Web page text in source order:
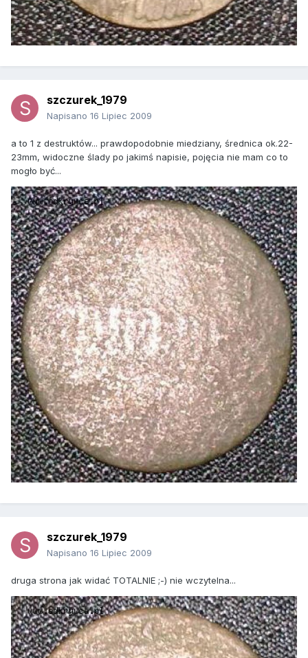
szczurek_1979
Napisano 16 Lipiec 2009
a to 1 z destruktów... prawdopodobnie miedziany, średnica ok.22-
23mm, widoczne ślady po jakimś napisie, pojęcia nie mam co to
mogło być...
szczurek_1979
Napisano 16 Lipiec 2009
druga strona jak widać TOTALNIE ;-) nie wczytelna...